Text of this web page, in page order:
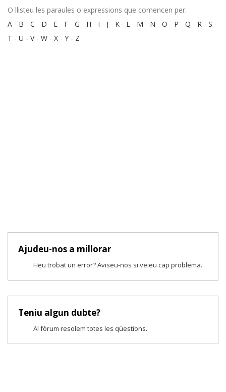
O llisteu les paraules o expressions que comencen per:
A - B - C - D - E - F - G - H - I - J - K - L - M - N - O - P - Q - R - S -
T - U - V- W - X - Y - Z
Ajudeu-nos a millorar
Heu trobat un error? Aviseu-nos si veieu cap problema.
Teniu algun dubte?
Al fòrum resolem totes les qüestions.